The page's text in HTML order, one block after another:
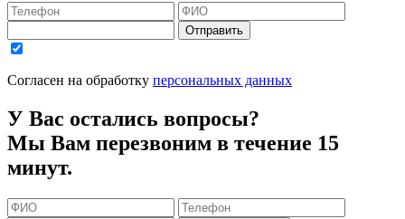
Отправить
Согласен на обработку персональных данных
У Вас остались вопросы?
Мы Вам перезвоним в течение 15
минут.